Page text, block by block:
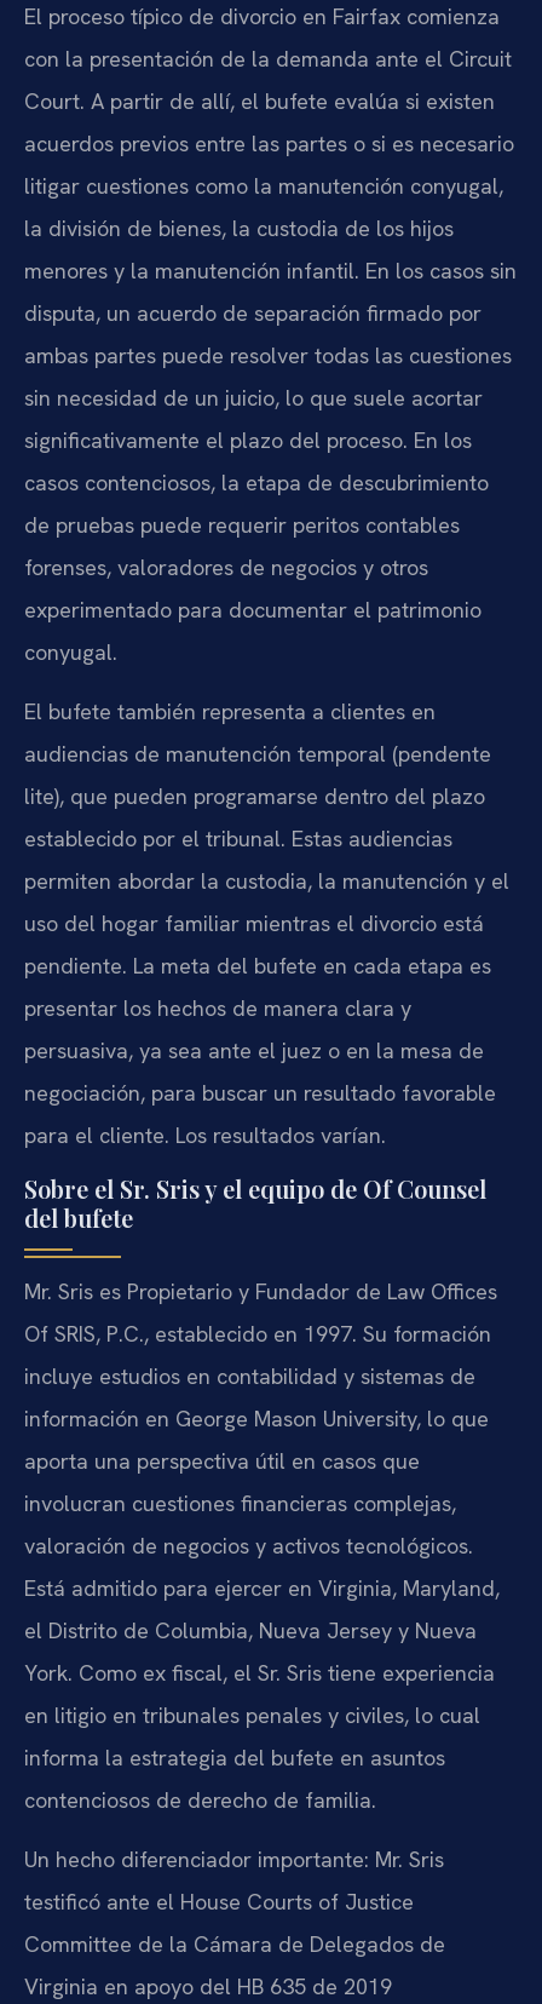
El proceso típico de divorcio en Fairfax comienza
con la presentación de la demanda ante el Circuit
Court. A partir de allí, el bufete evalúa si existen
acuerdos previos entre las partes o si es necesario
litigar cuestiones como la manutención conyugal,
la división de bienes, la custodia de los hijos
menores y la manutención infantil. En los casos sin
disputa, un acuerdo de separación firmado por
ambas partes puede resolver todas las cuestiones
sin necesidad de un juicio, lo que suele acortar
significativamente el plazo del proceso. En los
casos contenciosos, la etapa de descubrimiento
de pruebas puede requerir peritos contables
forenses, valoradores de negocios y otros
experimentado para documentar el patrimonio
conyugal.
El bufete también representa a clientes en
audiencias de manutención temporal (pendente
lite), que pueden programarse dentro del plazo
establecido por el tribunal. Estas audiencias
permiten abordar la custodia, la manutención y el
uso del hogar familiar mientras el divorcio está
pendiente. La meta del bufete en cada etapa es
presentar los hechos de manera clara y
persuasiva, ya sea ante el juez o en la mesa de
negociación, para buscar un resultado favorable
para el cliente. Los resultados varían.
Sobre el Sr. Sris y el equipo de Of Counsel
del bufete
Mr. Sris es Propietario y Fundador de Law Offices
Of SRIS, P.C., establecido en 1997. Su formación
incluye estudios en contabilidad y sistemas de
información en George Mason University, lo que
aporta una perspectiva útil en casos que
involucran cuestiones financieras complejas,
valoración de negocios y activos tecnológicos.
Está admitido para ejercer en Virginia, Maryland,
el Distrito de Columbia, Nueva Jersey y Nueva
York. Como ex fiscal, el Sr. Sris tiene experiencia
en litigio en tribunales penales y civiles, lo cual
informa la estrategia del bufete en asuntos
contenciosos de derecho de familia.
Un hecho diferenciador importante: Mr. Sris
testificó ante el House Courts of Justice
Committee de la Cámara de Delegados de
Virginia en apoyo del HB 635 de 2019